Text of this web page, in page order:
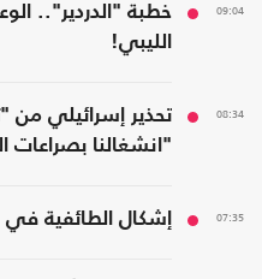
09:04
خطبة "الدردير"..
الليبي!
08:34
تحذير إسرائيلي
"انشغالنا بصراعات
07:35 إشكال الطائفية في